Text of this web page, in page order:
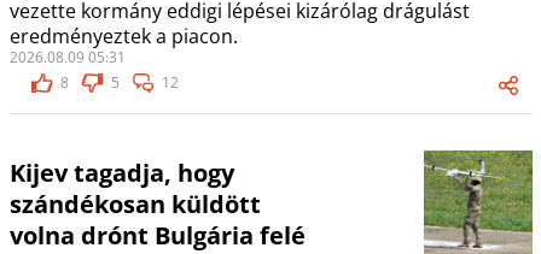
vezette kormány eddigi lépései kizárólag drágulást
eredményeztek a piacon.
2026.08.09 05:31
8
5 12
Kijev tagadja, hogy
szándékosan küldött
volna drónt Bulgária felé